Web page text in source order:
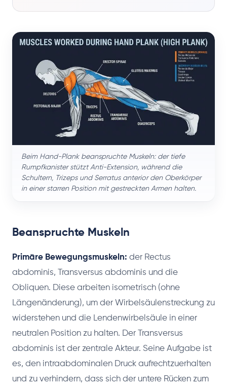
Beim Hand-Plank beanspruchte Muskeln: der tiefe
Rumpfkanister stützt Anti-Extension, während die
Schultern, Trizeps und Serratus anterior den Oberkörper
in einer starren Position mit gestreckten Armen halten.
Beanspruchte Muskeln
Primäre Bewegungsmuskeln: der Rectus
abdominis, Transversus abdominis und die
Obliquen. Diese arbeiten isometrisch (ohne
Längenänderung), um der Wirbelsäulenstreckung zu
widerstehen und die Lendenwirbelsäule in einer
neutralen Position zu halten. Der Transversus
abdominis ist der zentrale Akteur. Seine Aufgabe ist
es, den intraabdominalen Druck aufrechtzuerhalten
und zu verhindern, dass sich der untere Rücken zum